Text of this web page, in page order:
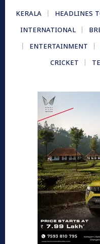
KERALA HEADLINES
INTERNATIONAL
ENTERTAINMENT
CRICKET